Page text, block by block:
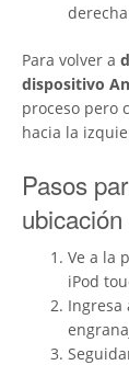
Para volver a
dispositivo
proceso pero
hacia la
Pasos
Ve a la
iPod
Ingresa